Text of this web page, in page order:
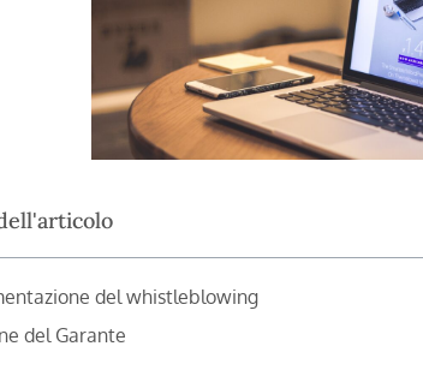
del whistleblowing
del Garante